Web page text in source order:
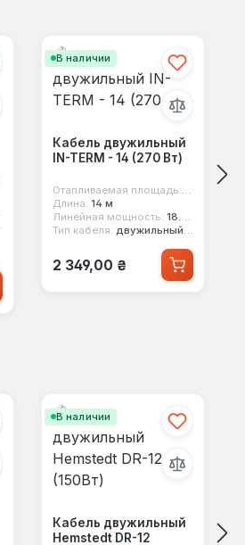
В наличии
Кабель двужильный
IN-TERM - 14 (270 Вт)
Отапливаемая площадь:1.8 кв. м
Длина: 14 м
Линейная мощность: 18.5 вт/м
Тип кабеля: двужильный экранированный
Обычная цена:
2 349,00 ₴
В наличии
Кабель двужильный
Hemstedt DR-12